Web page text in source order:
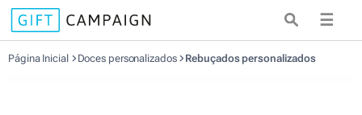
☰
Página Inicial Doces personalizados Rebuçados personalizados